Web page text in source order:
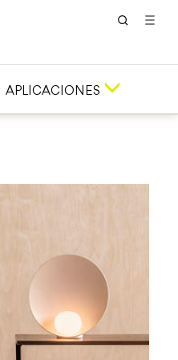
APLICACIONES